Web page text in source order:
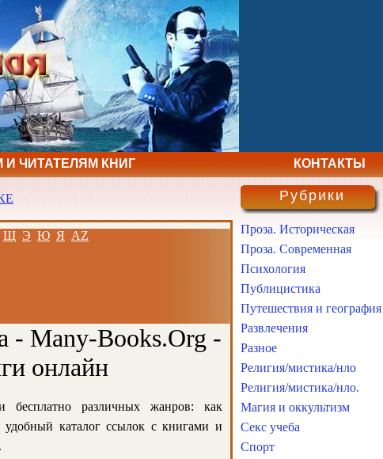
И ЧИТАТЕЛЯМ КНИГ КОНТАКТЫ
Щ Э Ю Я AZ
- Many-Books.Org -
онлайн
бесплатно различных жанров: как
удобный каталог ссылок с книгами и
Рубрики
Проза. Историческая
Проза. Современная
Психология
Публицистика
Путешествия и география
Развлечения
Разное
Религия/мистика/нло
Религия/мистика/нло.
Магия и оккультизм
Секс учеба
Спорт